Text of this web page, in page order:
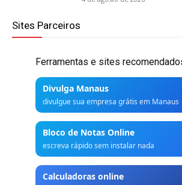
Sites Parceiros
Ferramentas e sites
Divulga Manaus
divulgue sua empresa grátis em Manaus
Bloco de Notas Online
escreva rápido sem instalar nada
Calculadoras online